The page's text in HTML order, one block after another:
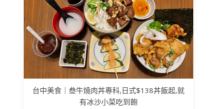
台中美食｜叁牛燒肉丼專科,日式$138丼飯起,就
有冰沙小菜吃到飽